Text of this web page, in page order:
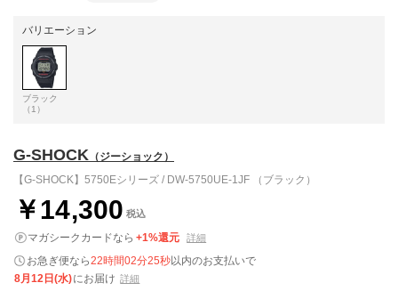
バリエーション
ブラック
（1）
G-SHOCK （ジーショック）
【G-SHOCK】5750Eシリーズ / DW-5750UE-1JF （ブラック）
￥14,300 税込
マガシークカードなら +1%還元 詳細
お急ぎ便なら22時間02分24秒以内のお支払いで
8月12日(水)にお届け 詳細